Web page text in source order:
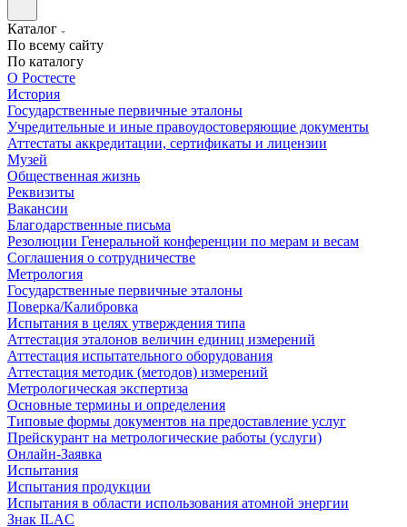
Каталог
По всему сайту
По каталогу
О Ростесте
История
Государственные первичные эталоны
Учредительные и иные правоудостоверяющие документы
Аттестаты аккредитации, сертификаты и лицензии
Музей
Общественная жизнь
Реквизиты
Вакансии
Благодарственные письма
Резолюции Генеральной конференции по мерам и весам
Соглашения о сотрудничестве
Метрология
Государственные первичные эталоны
Поверка/Калибровка
Испытания в целях утверждения типа
Аттестация эталонов величин единиц измерений
Аттестация испытательного оборудования
Аттестация методик (методов) измерений
Метрологическая экспертиза
Основные термины и определения
Типовые формы документов на предоставление услуг
Прейскурант на метрологические работы (услуги)
Онлайн-Заявка
Испытания
Испытания продукции
Испытания в области использования атомной энергии
Знак ILAC